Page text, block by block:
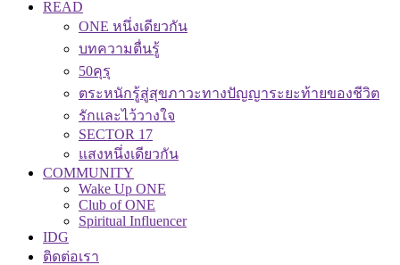
READ
ONE หนึ่งเดียวกัน
บทความตื่นรู้
50คุรุ
ตระหนักรู้สู่สุขภาวะทางปัญญาระยะท้ายของชีวิต
รักและไว้วางใจ
SECTOR 17
แสงหนึ่งเดียวกัน
COMMUNITY
Wake Up ONE
Club of ONE
Spiritual Influencer
IDG
ติดต่อเรา